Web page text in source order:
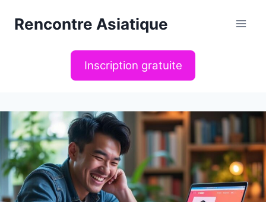
Rencontre Asiatique
Inscription gratuite